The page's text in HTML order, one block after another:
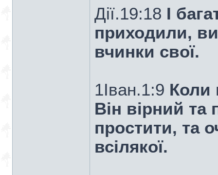
Дiї.19:18 І
приходили,
вчинки свої.
1Iван.1:9 Коли
Він вірний
простити, та
всілякої.